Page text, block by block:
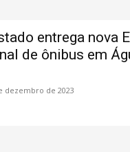
entrega nova
de ônibus em
dezembro de 2023